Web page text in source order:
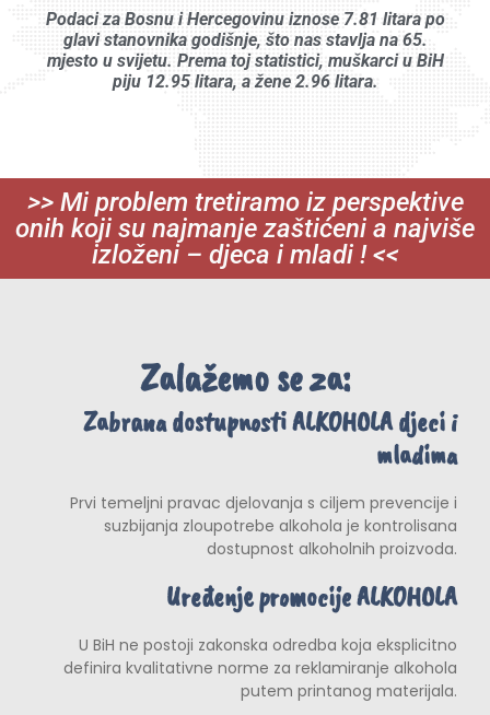
Podaci za Bosnu i Hercegovinu iznose 7.81 litara po
glavi stanovnika godišnje, što nas stavlja na 65.
mjesto u svijetu. Prema toj statistici, muškarci u BiH
piju 12.95 litara, a žene 2.96 litara.
>> Mi problem tretiramo iz perspektive
onih koji su najmanje zaštićeni a najviše
izloženi – djeca i mladi ! <<
Zalažemo se za:
Zabrana dostupnosti ALKOHOLA djeci i
mladima
Prvi temeljni pravac djelovanja s ciljem prevencije i
suzbijanja zloupotrebe alkohola je kontrolisana
dostupnost alkoholnih proizvoda.
Uređenje promocije ALKOHOLA
U BiH ne postoji zakonska odredba koja eksplicitno
definira kvalitativne norme za reklamiranje alkohola
putem printanog materijala.